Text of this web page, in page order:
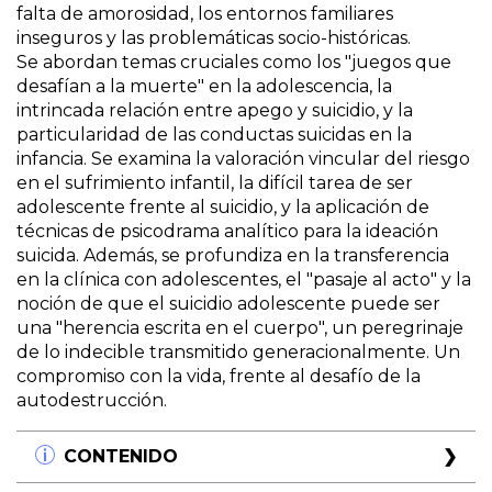
falta de amorosidad, los entornos familiares
inseguros y las problemáticas socio-históricas.
Se abordan temas cruciales como los "juegos que
desafían a la muerte" en la adolescencia, la
intrincada relación entre apego y suicidio, y la
particularidad de las conductas suicidas en la
infancia. Se examina la valoración vincular del riesgo
en el sufrimiento infantil, la difícil tarea de ser
adolescente frente al suicidio, y la aplicación de
técnicas de psicodrama analítico para la ideación
suicida. Además, se profundiza en la transferencia
en la clínica con adolescentes, el "pasaje al acto" y la
noción de que el suicidio adolescente puede ser
una "herencia escrita en el cuerpo", un peregrinaje
de lo indecible transmitido generacionalmente. Un
compromiso con la vida, frente al desafío de la
autodestrucción.
CONTENIDO